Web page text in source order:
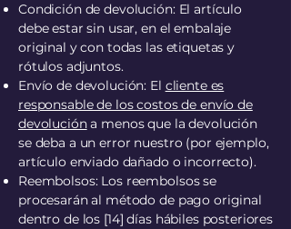
Condición de devolución: El artículo
debe estar sin usar, en el embalaje
original y con todas las etiquetas y
rótulos adjuntos.
Envío de devolución: El cliente es
responsable de los costos de envío de
devolucióna menos que la devolución
se deba a un error nuestro (por ejemplo,
artículo enviado dañado o incorrecto).
Reembolsos: Los reembolsos se
procesarán al método de pago original
dentro de los [14] días hábiles posteriores